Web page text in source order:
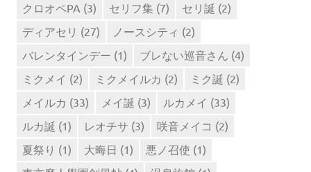
クロオペPA (3) セリフ集 (7) セリ誕 (2)
ディアセリ (27) ノースシティ (2)
バレンタインデー (1) ブレない巡音さん (4)
ミクメイ (2) ミクメイルカ (2) ミク誕 (2)
メイルカ (33) メイ誕 (3) ルカメイ (33)
ルカ誕 (1) レオチサ (3) 咲音メイコ (2)
夏祭り (1) 大晦日 (1) 悪ノ召使 (1)